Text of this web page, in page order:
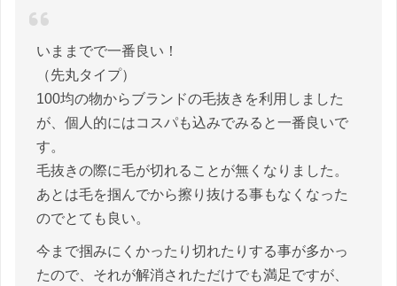
いままでで一番良い！
（先丸タイプ）
100均の物からブランドの毛抜きを利用しました
が、個人的にはコスパも込みでみると一番良いで
す。
毛抜きの際に毛が切れることが無くなりました。
あとは毛を掴んでから擦り抜ける事もなくなった
のでとても良い。
今まで掴みにくかったり切れたりする事が多かっ
たので、それが解消されただけでも満足ですが、